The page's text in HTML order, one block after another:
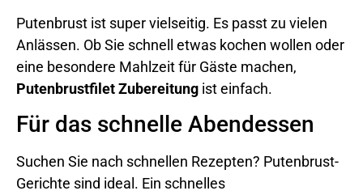
Putenbrust ist super vielseitig. Es passt zu vielen
Anlässen. Ob Sie schnell etwas kochen wollen oder
eine besondere Mahlzeit für Gäste machen,
Putenbrustfilet Zubereitung ist einfach.
Für das schnelle Abendessen
Suchen Sie nach schnellen Rezepten? Putenbrust-
Gerichte sind ideal. Ein schnelles